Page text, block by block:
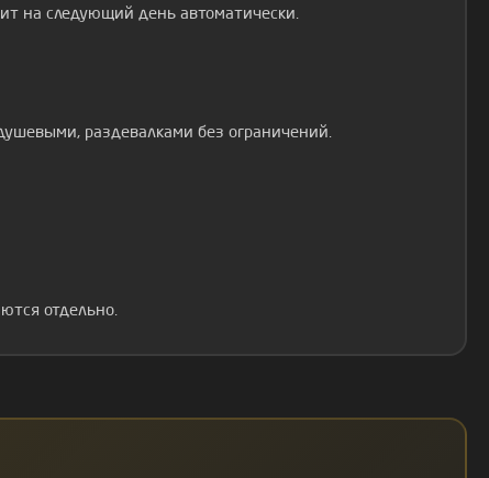
на следующий день автоматически.
раздевалками без ограничений.
отдельно.